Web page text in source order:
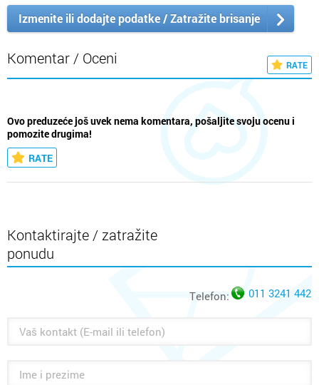
Izmenite ili dodajte podatke / Zatražite brisanje
Komentar / Oceni RATE
Ovo preduzeće još uvek nema komentara, pošaljite svoju ocenu i
pomozite drugima!
RATE
Kontaktirajte / zatražite
ponudu
Telefon: 011 3241 442